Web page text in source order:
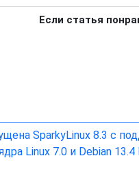
Если статья
SparkyLinux 8.3 с
Linux 7.0 и Debian 13.4